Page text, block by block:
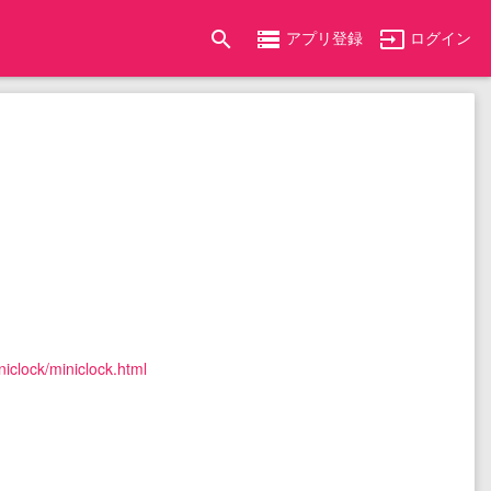
search storage アプリ登録 input ログイン
miniclock.html